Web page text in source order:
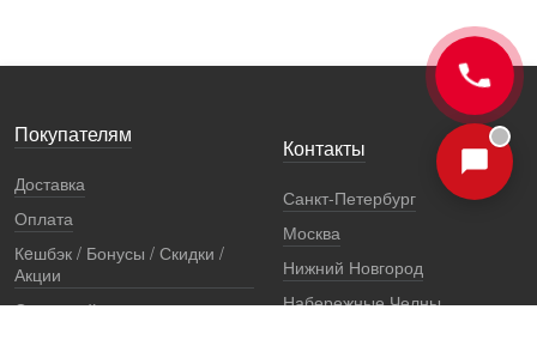
Покупателям
Доставка
Оплата
Кeшбэк / Бонусы / Скидки /
Акции
Остерегайтесь подделок
Контакты
Санкт-Петербург
Москва
Нижний Новгород
Набережные Челны